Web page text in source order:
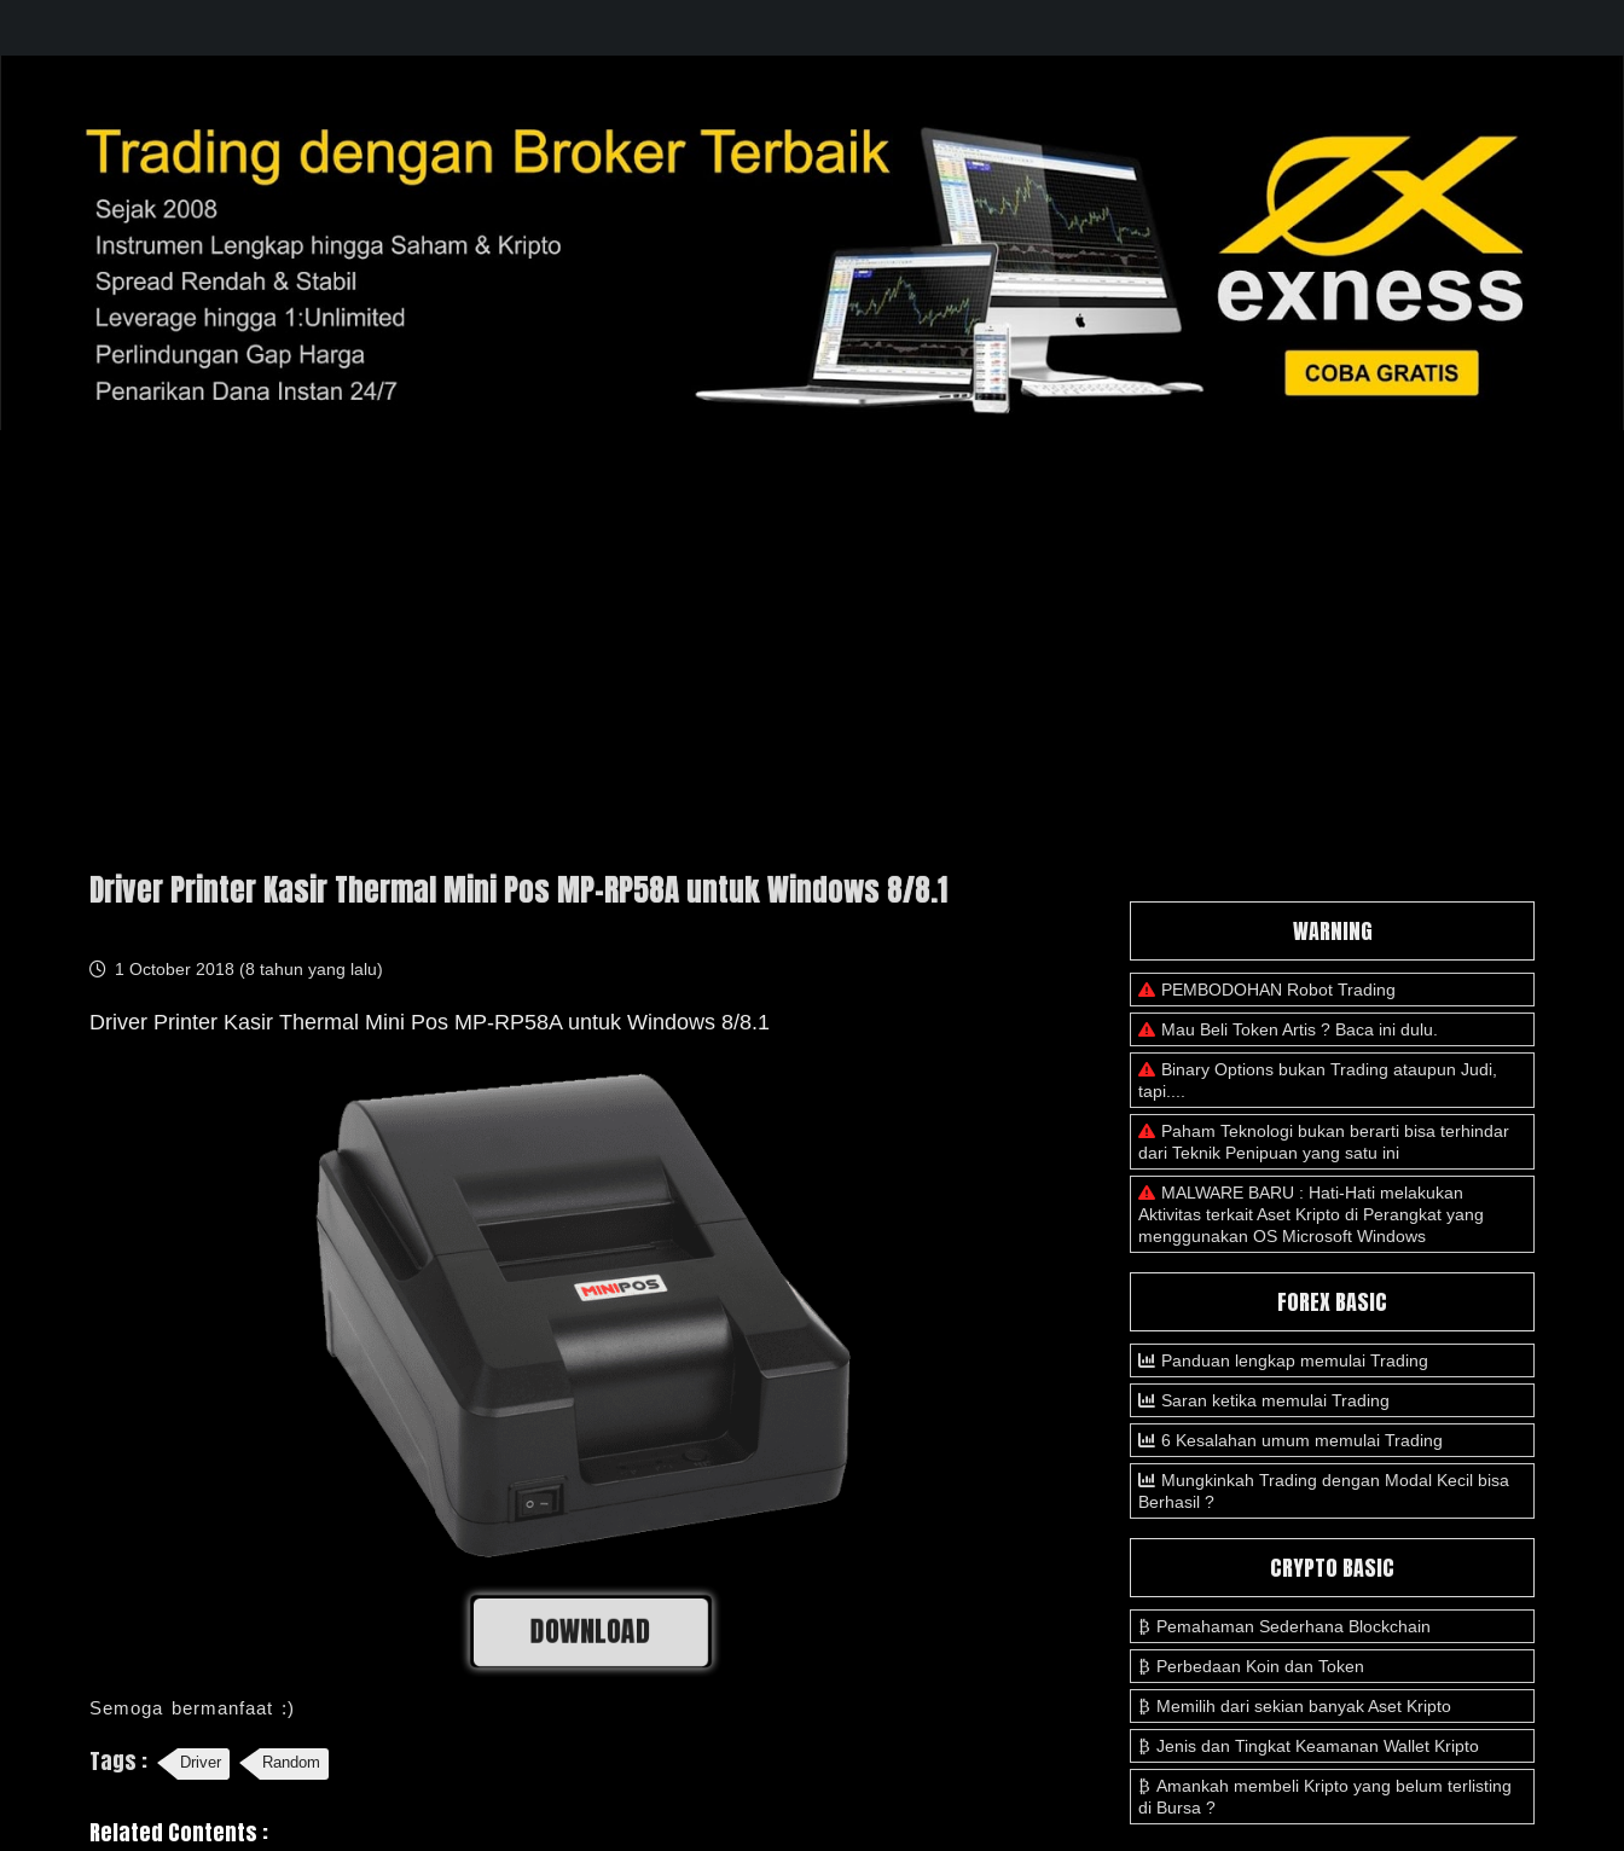
Driver Printer Kasir Thermal Mini Pos MP-RP58A untuk Windows 8/8.1
1 October 2018 (8 tahun yang lalu)
Driver Printer Kasir Thermal Mini Pos MP-RP58A untuk Windows 8/8.1
DOWNLOAD
Semoga bermanfaat :)
Tags : Driver Random
Related Contents :
WARNING
PEMBODOHAN Robot Trading
Mau Beli Token Artis ? Baca ini dulu.
Binary Options bukan Trading ataupun Judi,
tapi....
Paham Teknologi bukan berarti bisa terhindar
dari Teknik Penipuan yang satu ini
MALWARE BARU : Hati-Hati melakukan
Aktivitas terkait Aset Kripto di Perangkat yang
menggunakan OS Microsoft Windows
FOREX BASIC
Panduan lengkap memulai Trading
Saran ketika memulai Trading
6 Kesalahan umum memulai Trading
Mungkinkah Trading dengan Modal Kecil bisa
Berhasil ?
CRYPTO BASIC
Pemahaman Sederhana Blockchain
Perbedaan Koin dan Token
Memilih dari sekian banyak Aset Kripto
Jenis dan Tingkat Keamanan Wallet Kripto
Amankah membeli Kripto yang belum terlisting
di Bursa ?